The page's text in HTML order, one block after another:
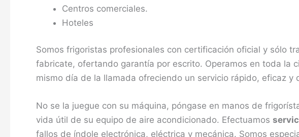
Centros comerciales.
Hoteles
Somos frigoristas profesionales con certificación oficial y sólo
fabricate, ofertando garantía por escrito. Operamos en toda la
mismo día de la llamada ofreciendo un servicio rápido, eficaz y
No se la juegue con su máquina, póngase en manos de
vida útil de su equipo de aire acondicionado. Efectuamos
fallos de índole electrónica, eléctrica y mecánica. Somos